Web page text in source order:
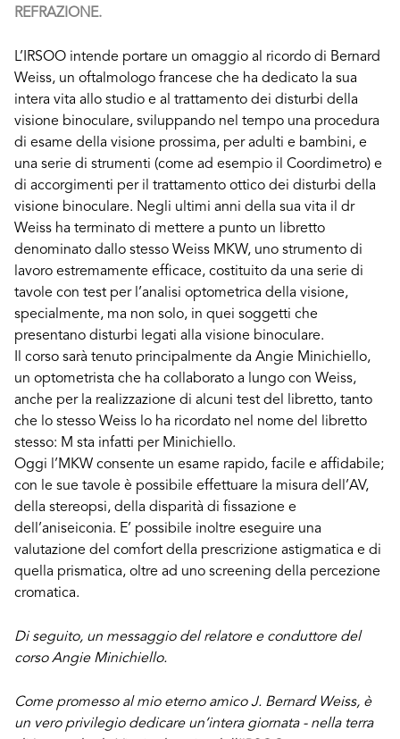
REFRAZIONE.
L’IRSOO intende portare un omaggio al ricordo di Bernard
Weiss, un oftalmologo francese che ha dedicato la sua
intera vita allo studio e al trattamento dei disturbi della
visione binoculare, sviluppando nel tempo una procedura
di esame della visione prossima, per adulti e bambini, e
una serie di strumenti (come ad esempio il Coordimetro) e
di accorgimenti per il trattamento ottico dei disturbi della
visione binoculare. Negli ultimi anni della sua vita il dr
Weiss ha terminato di mettere a punto un libretto
denominato dallo stesso Weiss MKW, uno strumento di
lavoro estremamente efficace, costituito da una serie di
tavole con test per l’analisi optometrica della visione,
specialmente, ma non solo, in quei soggetti che
presentano disturbi legati alla visione binoculare.
Il corso sarà tenuto principalmente da Angie Minichiello,
un optometrista che ha collaborato a lungo con Weiss,
anche per la realizzazione di alcuni test del libretto, tanto
che lo stesso Weiss lo ha ricordato nel nome del libretto
stesso: M sta infatti per Minichiello.
Oggi l’MKW consente un esame rapido, facile e affidabile;
con le sue tavole è possibile effettuare la misura dell’AV,
della stereopsi, della disparità di fissazione e
dell’aniseiconia. E’ possibile inoltre eseguire una
valutazione del comfort della prescrizione astigmatica e di
quella prismatica, oltre ad uno screening della percezione
cromatica.
Di seguito, un messaggio del relatore e conduttore del
corso Angie Minichiello.
Come promesso al mio eterno amico J. Bernard Weiss, è
un vero privilegio dedicare un’intera giornata - nella terra